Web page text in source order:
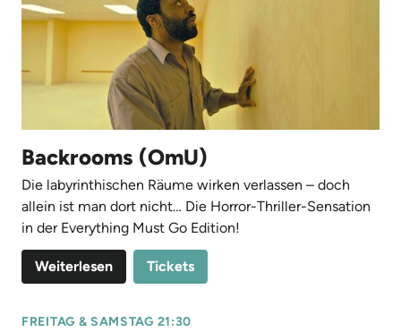
Backrooms (OmU)
Die labyrinthischen Räume wirken verlassen – doch
allein ist man dort nicht… Die Horror-Thriller-Sensation
in der Everything Must Go Edition!
Weiterlesen Tickets
FREITAG & SAMSTAG 21:30